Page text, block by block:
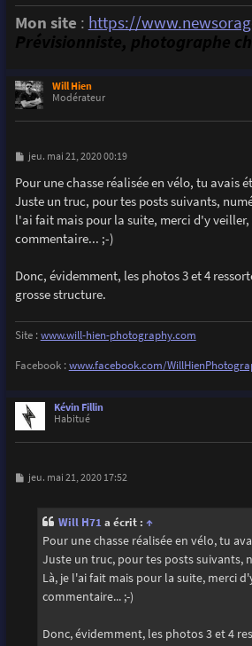
Mon site : https://
Prévisionniste, photographe
Will Hien
Modérateur
M
s
s
a
g
e
jeu. mai 21, 2020 00:19
Pour une chasse réalisée en vélo, tu avais
Juste un truc, pour tes posts suivants,
l'ai fait mais pour la suite, merci d'y
commentaire... ;-)
Donc, évidemment, les photos 3 et 4
grosse structure.
Site :www.will-hien-photography.com
Facebook :www.facebook.com/
Kévin Fillin
Habitué
M
jeu. mai 21, 2020 17:52
Will H71a écrit : ↑
Pour une chasse réalisée en vélo, tu
Juste un truc, pour tes posts suivants,
Là, je l'ai fait mais pour la suite, merci
commentaire... ;-)
Donc, évidemment, les photos 3 et 4